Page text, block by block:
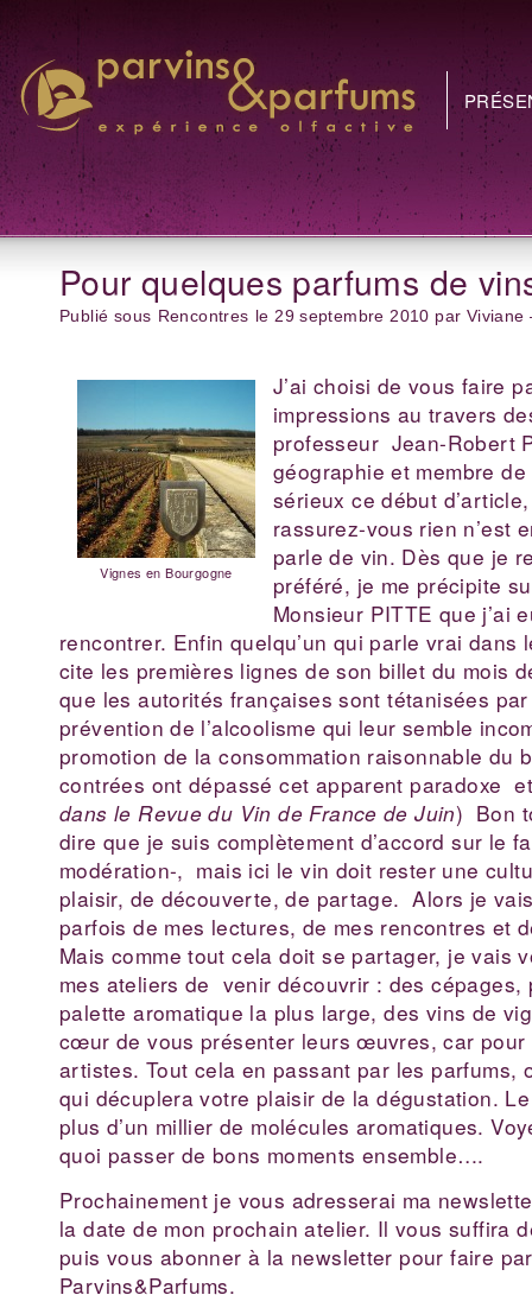
Pour quelques parfums de
Publié sous Rencontres le 29 septembre 2010 par
Vignes en Bourgogne
J’ai choisi de vous faire
impressions au travers
professeur Jean-Robert
géographie et membre de
sérieux ce début
rassurez-vous rien n’est
parle de vin. Dès que je
préféré, je me précipite
Monsieur PITTE que j’ai
rencontrer. Enfin quelqu’un qui parle vrai
cite les premières lignes de son billet du mois
que les autorités françaises sont tétanisées
prévention de l’alcoolisme qui leur semble
promotion de la consommation raisonnable du
contrées ont dépassé cet apparent paradoxe
dans le Revue du Vin de France de Juin) Bon
dire que je suis complètement d’accord sur le
modération-, mais ici le vin doit rester une
plaisir, de découverte, de partage. Alors je
parfois de mes lectures, de mes rencontres et
Mais comme tout cela doit se partager, je vais
mes ateliers de venir découvrir : des cépages,
palette aromatique la plus large, des vins de
cœur de vous présenter leurs œuvres, car pour
artistes. Tout cela en passant par les parfums,
qui décuplera votre plaisir de la dégustation.
plus d’un millier de molécules aromatiques.
quoi passer de bons moments ensemble….
Prochainement je vous adresserai ma
la date de mon prochain atelier. Il vous suffira
puis vous abonner à la newsletter pour faire
Parvins&Parfums.